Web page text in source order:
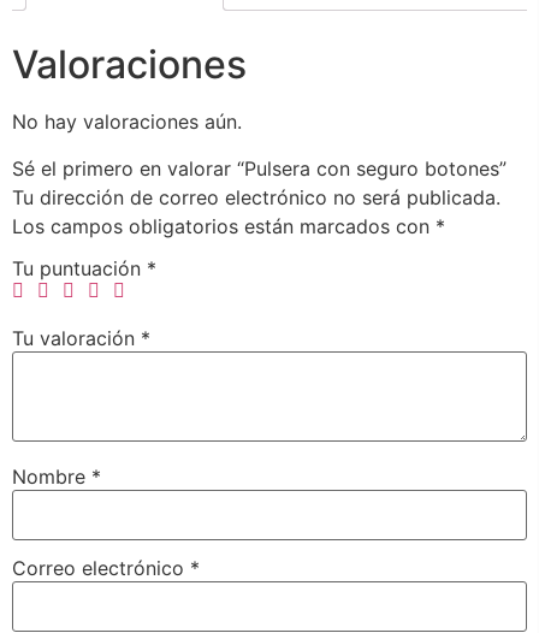
Valoraciones
No hay valoraciones aún.
Sé el primero en valorar “Pulsera con seguro botones”
Tu dirección de correo electrónico no será publicada.
Los campos obligatorios están marcados con *
Tu puntuación *
Tu valoración *
Nombre *
Correo electrónico *